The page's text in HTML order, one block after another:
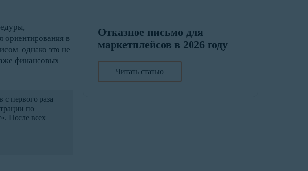
ориентирования в
однако это не
финансовых
с первого раза
по
После всех
Отказное письмо для
маркетплейсов в 2026 году
Читать статью